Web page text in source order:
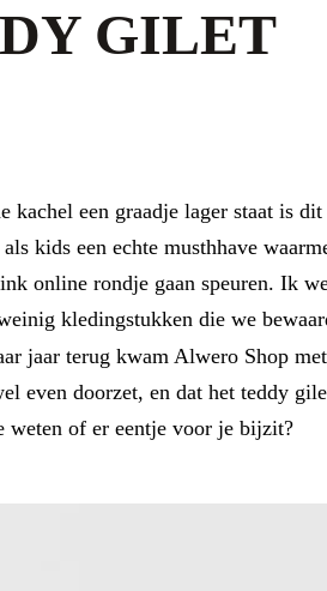
GILET
een graadje lager staat is
kids een echte musthhave
online rondje gaan speuren. Ik
kledingstukken die we
jaar terug kwam Alwero Shop
even doorzet, en dat het teddy
weten of er eentje voor je bijzit?